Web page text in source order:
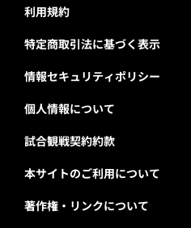
利用規約
特定商取引法に基づく表示
情報セキュリティポリシー
個人情報について
試合観戦契約約款
本サイトのご利用について
著作権・リンクについて